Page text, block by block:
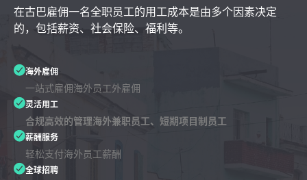
在古巴雇佣一名全职员工的用工成本是由多个因素决定
的，包括薪资、社会保险、福利等。
海外雇佣
一站式雇佣海外员工外雇佣
灵活用工
合规高效的管理海外兼职员工、短期项目制员工
薪酬服务
轻松支付海外员工薪酬
全球招聘